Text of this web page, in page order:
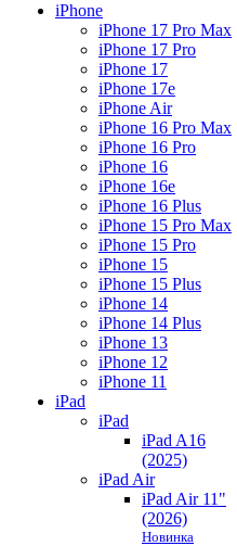
iPhone
iPhone 17 Pro Max
iPhone 17 Pro
iPhone 17
iPhone 17e
iPhone Air
iPhone 16 Pro Max
iPhone 16 Pro
iPhone 16
iPhone 16e
iPhone 16 Plus
iPhone 15 Pro Max
iPhone 15 Pro
iPhone 15
iPhone 15 Plus
iPhone 14
iPhone 14 Plus
iPhone 13
iPhone 12
iPhone 11
iPad
iPad
iPad A16
(2025)
iPad Air
iPad Air 11"
(2026)
Новинка